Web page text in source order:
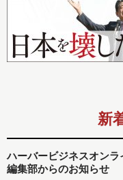
新
ハーバービジネスオンラ
編集部からのお知らせ